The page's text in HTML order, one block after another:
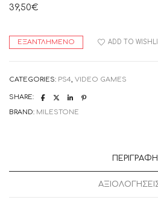
39,50€
ΕΞΑΝΤΛΗΜΈΝΟ ADD TO
CATEGORIES: PS4, VIDEO GAMES
SHARE:
BRAND: MILESTONE
ΠΕΡΙΓΡΑΦΉ